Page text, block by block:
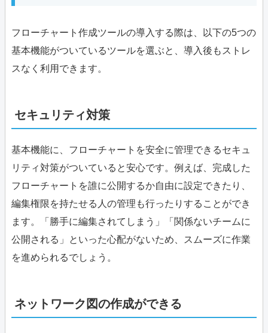
フローチャート作成ツールの導入する際は、以下の5つの
基本機能がついているツールを選ぶと、導入後もストレ
スなく利用できます。
セキュリティ対策
基本機能に、フローチャートを安全に管理できるセキュ
リティ対策がついていると安心です。例えば、完成した
フローチャートを誰に公開するか自由に設定できたり、
編集権限を持たせる人の管理も行ったりすることができ
ます。「勝手に編集されてしまう」「関係ないチームに
公開される」といった心配がないため、スムーズに作業
を進められるでしょう。
ネットワーク図の作成ができる